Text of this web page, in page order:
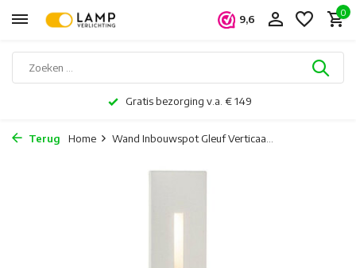
9,6
0
Gratis bezorging v.a. € 149
Terug Home Wand Inbouwspot Gleuf Verticaa...